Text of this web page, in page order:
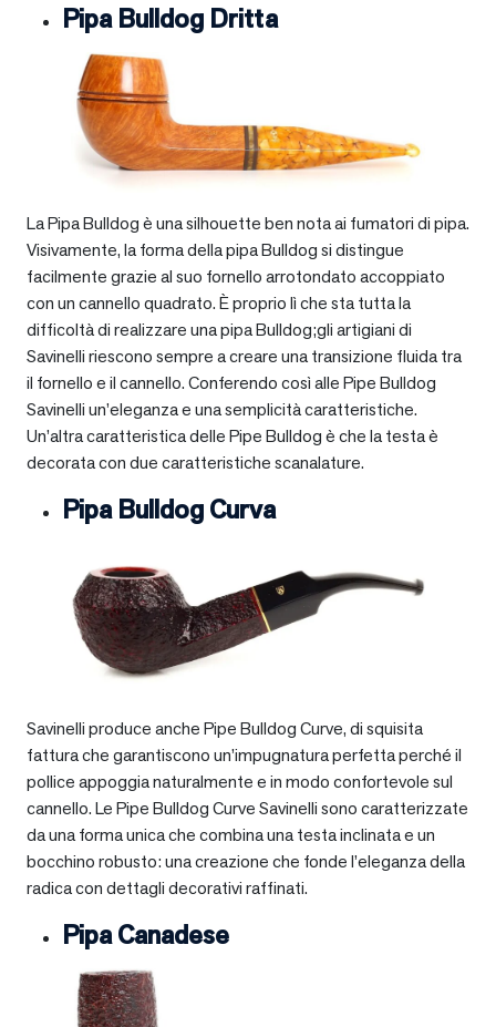
Pipa Bulldog Dritta
La Pipa Bulldog è una silhouette ben nota ai fumatori di pipa.
Visivamente, la forma della pipa Bulldog si distingue
facilmente grazie al suo fornello arrotondato accoppiato
con un cannello quadrato. È proprio lì che sta tutta la
difficoltà di realizzare una pipa Bulldog;gli artigiani di
Savinelli riescono sempre a creare una transizione fluida tra
il fornello e il cannello. Conferendo così alle Pipe Bulldog
Savinelli un’eleganza e una semplicità caratteristiche.
Un’altra caratteristica delle Pipe Bulldog è che la testa è
decorata con due caratteristiche scanalature.
Pipa Bulldog Curva
Savinelli produce anche Pipe Bulldog Curve, di squisita
fattura che garantiscono un’impugnatura perfetta perché il
pollice appoggia naturalmente e in modo confortevole sul
cannello. Le Pipe Bulldog Curve Savinelli sono caratterizzate
da una forma unica che combina una testa inclinata e un
bocchino robusto: una creazione che fonde l’eleganza della
radica con dettagli decorativi raffinati.
Pipa Canadese